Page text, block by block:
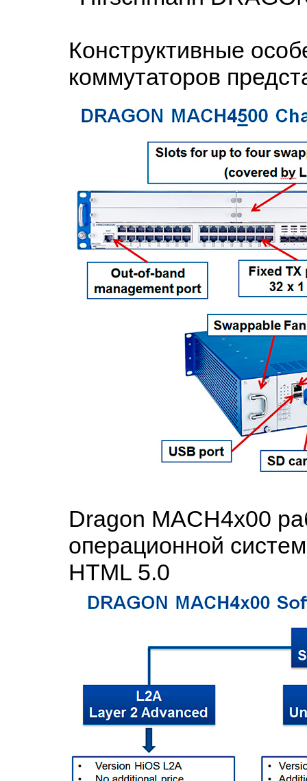
Конструктивные
коммутаторов
Dragon MACH4x00
операционной
HTML 5.0